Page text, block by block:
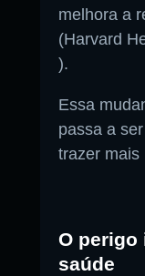
melhora a
(Harvard
).
Essa
passa a
trazer mais
O
saúde